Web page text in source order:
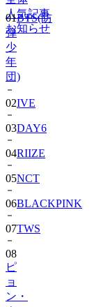
人気記事
お知らせ
弾
少
年
団)
02 IVE
03DAY6
04RIIZE
05NCT
06BLACKPINK
07TWS
08
ピ
ョ
ン・
ウ
ソ